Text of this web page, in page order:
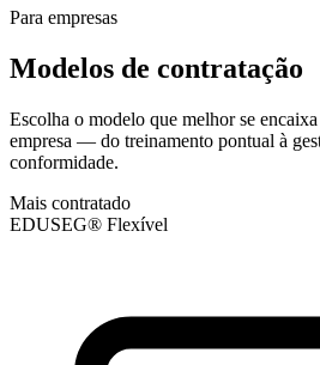
Para empresas
Modelos de contratação
Escolha o modelo que melhor se
empresa — do treinamento pontual à
conformidade.
Mais contratado
EDUSEG® Flexível